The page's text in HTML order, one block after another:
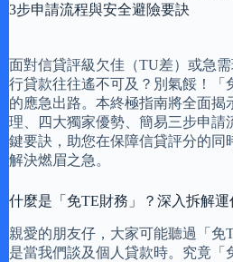
3步申請流程與安全避險要訣
面對信貸評級欠佳（TU差）或急
行貸款往往遙不可及？別氣餒！「
的應急出路。本終極指南將全面揭
理、四大獨家優勢、簡易三步申請
鍵要訣，助您在保障信貸評分的同
解決燃眉之急。
什麼是「免TE財務」？深入拆解
親愛的朋友仔，大家可能聽過「免
是當我們談及個人貸款時。究竟「